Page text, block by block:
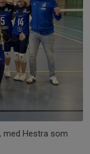
med Hestra som